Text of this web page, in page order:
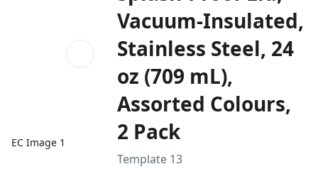
EC Image 1
Vacuum-Insulated,
Stainless Steel, 24
oz (709 mL),
Assorted Colours,
2 Pack
Template 13